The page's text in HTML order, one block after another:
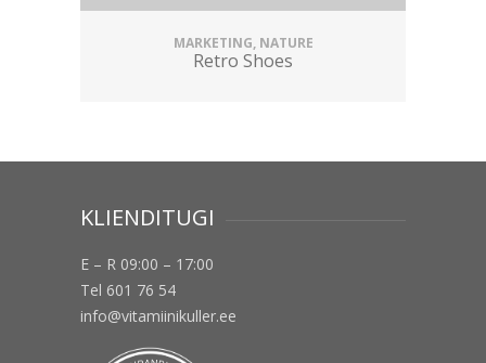
MARKETING, NATURE
Retro Shoes
KLIENDITUGI
E – R 09:00 – 17:00
Tel 601 76 54
info@vitamiinikuller.ee